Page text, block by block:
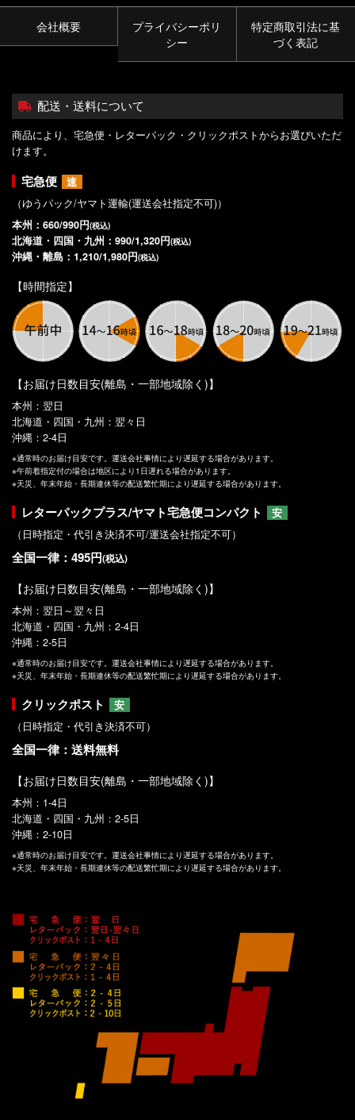
会社概要
プライバシーポリ
シー
特定商取引法に基
づく表記
配送・送料について
商品により、宅急便・レターパック・クリックポストからお選びいただ
けます。
宅急便
速
（ゆうパック/ヤマト運輸(運送会社指定不可)）
本州：660/990円(税込)
北海道・四国・九州：990/1,320円(税込)
沖縄・離島：1,210/1,980円(税込)
【時間指定】
【お届け日数目安(離島・一部地域除く)】
本州：翌日
北海道・四国・九州：翌々日
沖縄：2-4日
※通常時のお届け目安です。運送会社事情により遅延する場合があります。
※午前着指定付の場合は地区により1日遅れる場合があります。
※天災、年末年始・長期連休等の配送繁忙期により遅延する場合があります。
レターパックプラス/ヤマト宅急便コンパクト
安
（日時指定・代引き決済不可/運送会社指定不可）
全国一律：495円(税込)
【お届け日数目安(離島・一部地域除く)】
本州：翌日～翌々日
北海道・四国・九州：2-4日
沖縄：2-5日
※通常時のお届け目安です。運送会社事情により遅延する場合があります。
※天災、年末年始・長期連休等の配送繁忙期により遅延する場合があります。
クリックポスト
安
（日時指定・代引き決済不可）
全国一律：送料無料
【お届け日数目安(離島・一部地域除く)】
本州：1-4日
北海道・四国・九州：2-5日
沖縄：2-10日
※通常時のお届け目安です。運送会社事情により遅延する場合があります。
※天災、年末年始・長期連休等の配送繁忙期により遅延する場合があります。